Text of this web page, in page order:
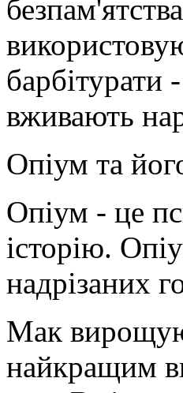
барбітурати
вживають
Опіум та
Опіум - це
історію.
надрізаних
Мак
найкращим